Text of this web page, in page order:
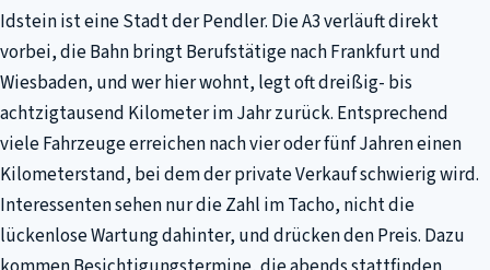
Idstein ist eine Stadt der Pendler. Die A3 verläuft direkt
vorbei, die Bahn bringt Berufstätige nach Frankfurt und
Wiesbaden, und wer hier wohnt, legt oft dreißig- bis
achtzigtausend Kilometer im Jahr zurück. Entsprechend
viele Fahrzeuge erreichen nach vier oder fünf Jahren einen
Kilometerstand, bei dem der private Verkauf schwierig wird.
Interessenten sehen nur die Zahl im Tacho, nicht die
lückenlose Wartung dahinter, und drücken den Preis. Dazu